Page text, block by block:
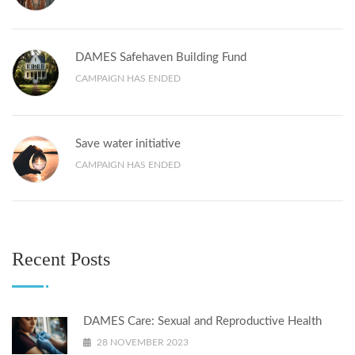
DAMES Safehaven Building Fund
CAMPAIGN HAS ENDED
Save water initiative
CAMPAIGN HAS ENDED
Recent Posts
DAMES Care: Sexual and Reproductive Health
28 NOVEMBER 2023